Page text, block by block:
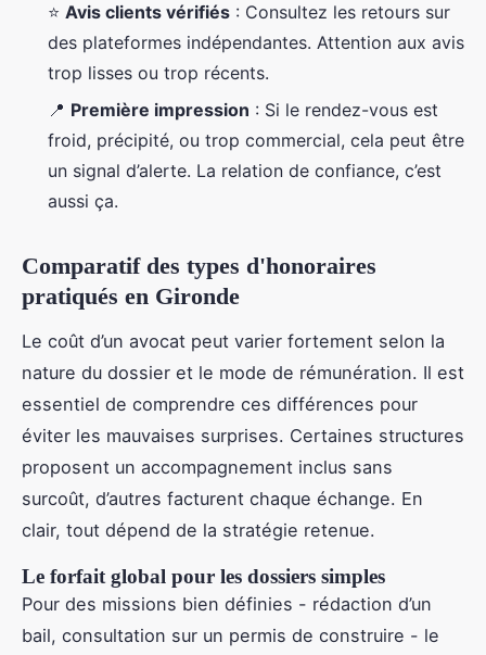
⭐ Avis clients vérifiés : Consultez les retours sur
des plateformes indépendantes. Attention aux avis
trop lisses ou trop récents.
📍 Première impression : Si le rendez-vous est
froid, précipité, ou trop commercial, cela peut être
un signal d’alerte. La relation de confiance, c’est
aussi ça.
Comparatif des types d'honoraires
pratiqués en Gironde
Le coût d’un avocat peut varier fortement selon la
nature du dossier et le mode de rémunération. Il est
essentiel de comprendre ces différences pour
éviter les mauvaises surprises. Certaines structures
proposent un accompagnement inclus sans
surcoût, d’autres facturent chaque échange. En
clair, tout dépend de la stratégie retenue.
Le forfait global pour les dossiers simples
Pour des missions bien définies - rédaction d’un
bail, consultation sur un permis de construire - le